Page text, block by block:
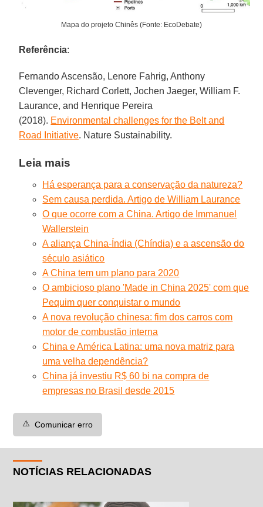
Mapa do projeto Chinês (Fonte: EcoDebate)
Referência:
Fernando Ascensão, Lenore Fahrig, Anthony
Clevenger, Richard Corlett, Jochen Jaeger, William F.
Laurance, and Henrique Pereira
(2018). Environmental challenges for the Belt and
Road Initiative. Nature Sustainability.
Leia mais
Há esperança para a conservação da natureza?
Sem causa perdida. Artigo de William Laurance
O que ocorre com a China. Artigo de Immanuel
Wallerstein
A aliança China-Índia (Chíndia) e a ascensão do
século asiático
A China tem um plano para 2020
O ambicioso plano 'Made in China 2025' com que
Pequim quer conquistar o mundo
A nova revolução chinesa: fim dos carros com
motor de combustão interna
China e América Latina: uma nova matriz para
uma velha dependência?
China já investiu R$ 60 bi na compra de
empresas no Brasil desde 2015
⚠️ Comunicar erro
NOTÍCIAS RELACIONADAS